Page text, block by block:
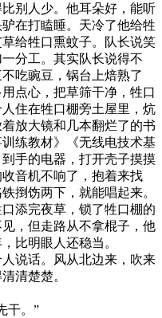
别人少。他耳朵好，能听
在打瞌睡。天冷了他给牲
给牲口熏蚊子。队长说笑
分工。其实队长说得不
吃豌豆，锅台上焙熟了
点心，把草筛干净，牲口
住在牲口棚旁土屋里，炕
放大镜和几本翻烂了的书
练教材》《无线电技术基
手的电器，打开壳子摸摸
音机不响了，抱着来找
捯饬两下，就能唱起来。
添完夜草，锁了牲口棚的
，但走路从不拿棍子，他
比明眼人还稳当。
说话。风从北边来，吹来
清楚楚。
干。”